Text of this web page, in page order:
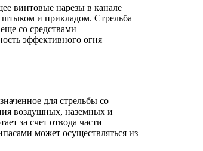
винтовые нарезы в канале
штыком и прикладом. Стрельба
со средствами
эффективного огня
для стрельбы со
воздушных, наземных и
за счет отвода части
может осуществляться из